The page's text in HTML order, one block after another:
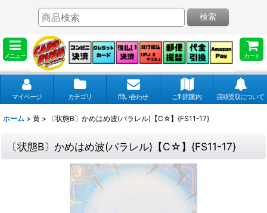
メニュー カート
検索
マイページ カテゴリ 問い合わせ ご利用案内 店頭受取について
ホーム > 黄 > 〔状態B〕かめはめ波(パラレル)【C☆】{FS11-17}
〔状態B〕かめはめ波(パラレル)【C☆】{FS11-17}